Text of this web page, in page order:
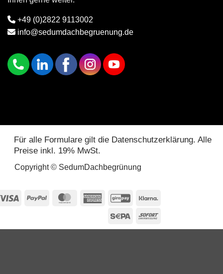
+49 (0)2822 9113002
info@sedumdachbegruenung.de
Für alle Formulare gilt die Datenschutzerklärung. Alle
Preise inkl. 19% MwSt.
Copyright © SedumDachbegrünung
Visa PayPal MasterCardAmerican GiroPay
Sepa